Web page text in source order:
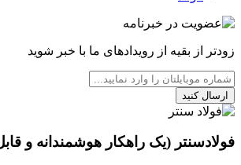
زودتر از بقیه از رویدادهای ما با خبر شوید
ارسال کنید
فولادسنتر (یک راهکار هوشمندانه و